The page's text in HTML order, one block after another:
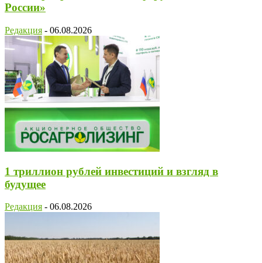
России»
Редакция - 06.08.2026
1 триллион рублей инвестиций и взгляд в
будущее
Редакция - 06.08.2026